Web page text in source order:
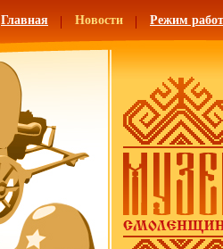
Главная Новости Режим